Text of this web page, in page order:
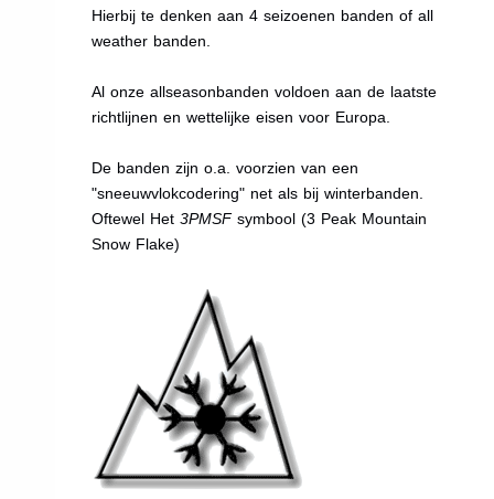
Hierbij te denken aan 4 seizoenen banden of all
weather banden.
Al onze allseasonbanden voldoen aan de laatste
richtlijnen en wettelijke eisen voor Europa.
De banden zijn o.a. voorzien van een
"sneeuwvlokcodering" net als bij winterbanden.
Oftewel Het3PMSFsymbool (3 Peak Mountain
Snow Flake)